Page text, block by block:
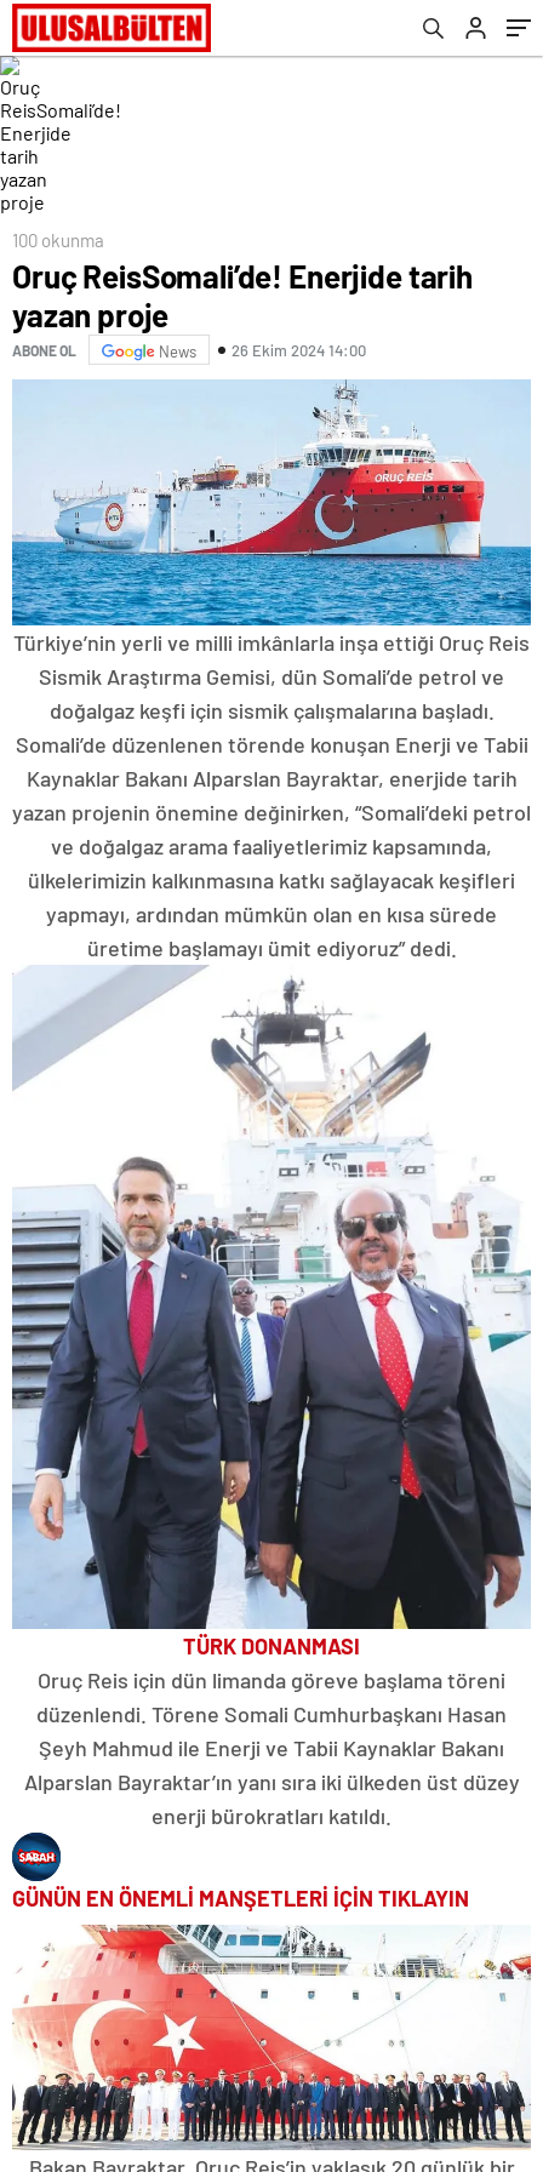
100 okunma
Oruç ReisSomali’de! Enerjide tarih
yazan proje
ABONE OL News 26 Ekim 2024 14:00
Türkiye’nin yerli ve milli imkânlarla inşa ettiği Oruç Reis
Sismik Araştırma Gemisi, dün Somali’de petrol ve
doğalgaz keşfi için sismik çalışmalarına başladı.
Somali’de düzenlenen törende konuşan Enerji ve Tabii
Kaynaklar Bakanı Alparslan Bayraktar, enerjide tarih
yazan projenin önemine değinirken, “Somali’deki petrol
ve doğalgaz arama faaliyetlerimiz kapsamında,
ülkelerimizin kalkınmasına katkı sağlayacak keşifleri
yapmayı, ardından mümkün olan en kısa sürede
üretime başlamayı ümit ediyoruz” dedi.
TÜRK DONANMASI
Oruç Reis için dün limanda göreve başlama töreni
düzenlendi. Törene Somali Cumhurbaşkanı Hasan
Şeyh Mahmud ile Enerji ve Tabii Kaynaklar Bakanı
Alparslan Bayraktar’ın yanı sıra iki ülkeden üst düzey
enerji bürokratları katıldı.
GÜNÜN EN ÖNEMLİ MANŞETLERİ İÇİN TIKLAYIN